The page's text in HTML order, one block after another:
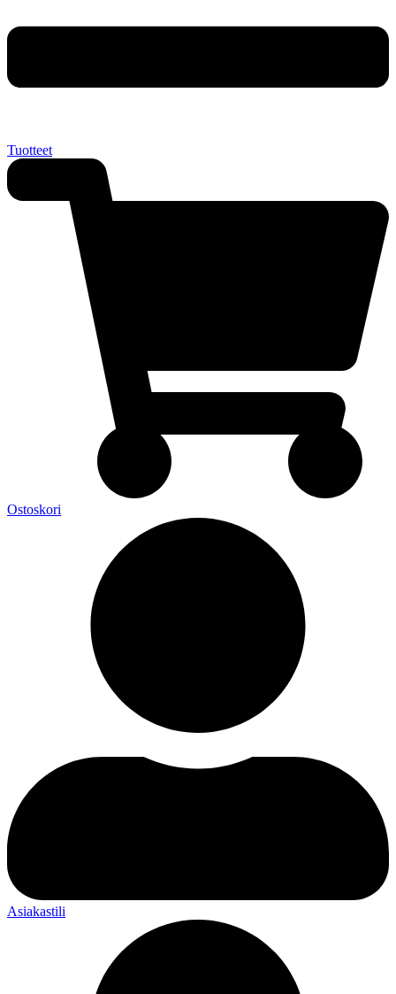
Tuotteet
Ostoskori
Asiakastili